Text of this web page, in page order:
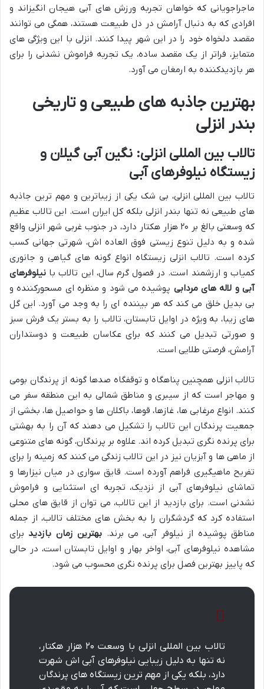
ماجراجویانی که خواهان تجربه ورزش های آبی هیجان انگیزاند و
افرادی که به دنبال آرامش در دل طبیعت هستند، همگی می توانند
مقصد دلخواه خود را در این شهر پیدا کنند. انزلی با این ویژگی های
متمایز، فراتر از یک مقصد ساده، یک تجربه فراموش نشدنی را برای
هر بازدیدکننده به ارمغان می آورد.
بهترین جاذبه های طبیعی و تاریخی
بندر انزلی
تالاب بین المللی انزلی: نگین آبی گیلان و
زیستگاه نیلوفرهای آبی
تالاب بین المللی انزلی، بی شک یکی از زیباترین و مهم ترین جاذبه
های طبیعی نه تنها بندر انزلی بلکه کل ایران است. این تالاب عظیم
که وسعتی بالغ بر ۲۰ هزار هکتار دارد، در جنوب غربی شهر انزلی واقع
شده و به دلیل تنوع زیستی فوق العاده اش، شهرتی جهانی کسب
کرده است. تالاب انزلی زیستگاه انواع گونه های گیاهی و جانوری
کمیاب و ارزشمند است. در فصول گرم سال، این تالاب با نیلوفرهای
آبی و لاله های مردابی پوشیده می شود و منظره ای مسحورکننده و
بی بدیل خلق می کند که هر بیننده ای را به وجد می آورد. این گل
های زیبا، به ویژه در اوایل تابستان، تالاب را به بستر یک فرش سبز
و صورتی تبدیل می کنند که برای عکاسان طبیعت و دوستداران
آرامش، فرصتی طلایی است.
تالاب انزلی همچنین پناهگاه و توقفگاه صدها گونه از پرندگان بومی
و مهاجر است که از سیبری و مناطق شمالی به این منطقه سفر می
کنند. انواع مرغابی ها، غازها، قوها، باکلان ها و حواصیل ها، بخشی از
جمعیت پرندگان این تالاب را تشکیل می دهند که آن را به بهشتی
برای پرنده نگری تبدیل کرده اند. علاوه بر پرندگان، گونه های متنوعی
از ماهی ها و آبزیان نیز در این تالاب زندگی می کنند که زمینه را برای
تفریح ماهیگیری فراهم آورده است. قایق سواری در میان نیزارها و
تماشای نیلوفرهای آبی از نزدیک، تجربه ای استثنایی و فراموش
نشدنی است. برای بازدید از این تالاب، می توان از قایق های محلی
استفاده کرد که گردشگران را به بخش های مختلف تالاب، از جمله
مناطق پوشیده از نیلوفر آبی، می برند. بهترین زمان بازدیدبرای
مشاهده نیلوفرهای آبی، اواخر بهار و اوایل تابستان است، در حالی
که پاییز بهترین فصل برای پرنده نگری محسوب می شود.
تالاب بین المللی انزلی با وسعت ۲۰ هزار هکتار،
نه تنها به دلیل زیبایی نیلوفرهای آبی اش شهرت
دارد، بلکه یکی از مهم ترین زیستگاه های پرندگان